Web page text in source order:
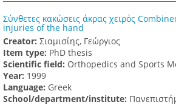
Σύνθετες κακώσεις άκρας χειρός
injuries of the hand
Creator: Σιαμισίης, Γεώργιος
Item type: PhD thesis
Scientific field: Orthopedics and Sports
Υear: 1999
Language: Greek
School/department/institute: